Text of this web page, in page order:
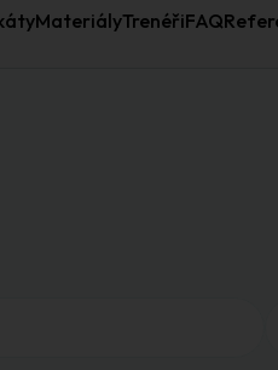
MateriályTrenéřiFAQ